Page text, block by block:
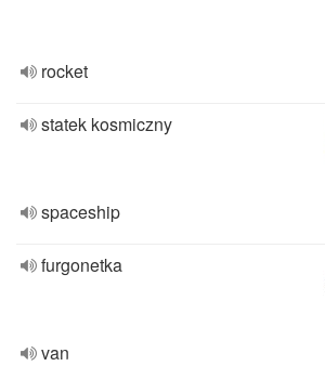
rocket
statek kosmiczny
spaceship
furgonetka
van